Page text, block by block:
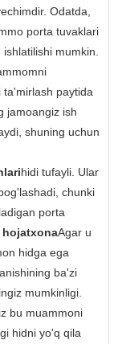
Odatda,
porta tuvaklari
mumkin.
paytida
jamoangiz ish
shuning uchun
hidi tufayli. Ular
chunki
porta
hojatxonaAgar u
hidga ega
ba'zi
mumkinligi.
bu muammoni
hidni yo'q qila